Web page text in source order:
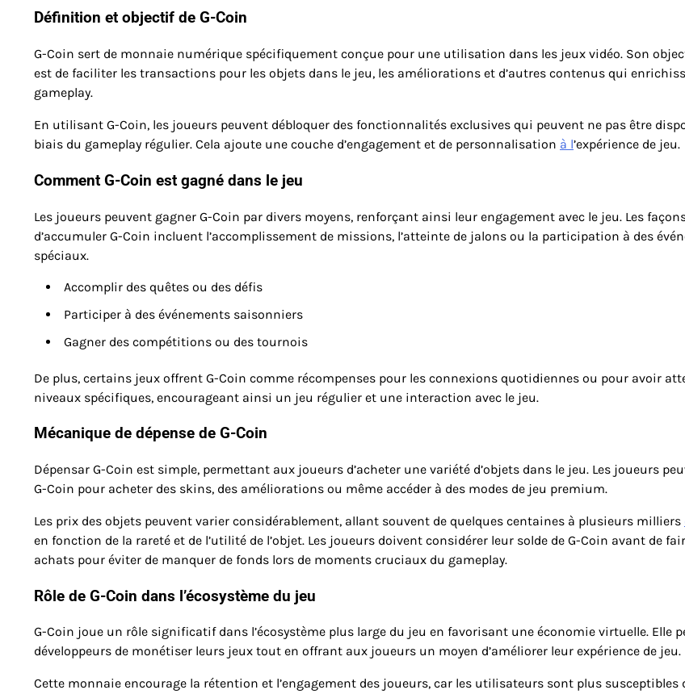
Définition et objectif de G-Coin
G-Coin sert de monnaie numérique spécifiquement conçue pour une utilisation dans les jeux vidéo. Son
est de faciliter les transactions pour les objets dans le jeu, les améliorations et d’autres contenus qui
gameplay.
En utilisant G-Coin, les joueurs peuvent débloquer des fonctionnalités exclusives qui peuvent ne pas être
biais du gameplay régulier. Cela ajoute une couche d’engagement et de personnalisation à l’expérience de jeu.
Comment G-Coin est gagné dans le jeu
Les joueurs peuvent gagner G-Coin par divers moyens, renforçant ainsi leur engagement avec le jeu. Les
d’accumuler G-Coin incluent l’accomplissement de missions, l’atteinte de jalons ou la participation à des
spéciaux.
Accomplir des quêtes ou des défis
Participer à des événements saisonniers
Gagner des compétitions ou des tournois
De plus, certains jeux offrent G-Coin comme récompenses pour les connexions quotidiennes ou pour avoir
niveaux spécifiques, encourageant ainsi un jeu régulier et une interaction avec le jeu.
Mécanique de dépense de G-Coin
Dépensar G-Coin est simple, permettant aux joueurs d’acheter une variété d’objets dans le jeu. Les joueurs
G-Coin pour acheter des skins, des améliorations ou même accéder à des modes de jeu premium.
Les prix des objets peuvent varier considérablement, allant souvent de quelques centaines à plusieurs milliers
en fonction de la rareté et de l’utilité de l’objet. Les joueurs doivent considérer leur solde de G-Coin avant de
achats pour éviter de manquer de fonds lors de moments cruciaux du gameplay.
Rôle de G-Coin dans l’écosystème du jeu
G-Coin joue un rôle significatif dans l’écosystème plus large du jeu en favorisant une économie virtuelle. Elle
développeurs de monétiser leurs jeux tout en offrant aux joueurs un moyen d’améliorer leur expérience de jeu.
Cette monnaie encourage la rétention et l’engagement des joueurs, car les utilisateurs sont plus susceptibles